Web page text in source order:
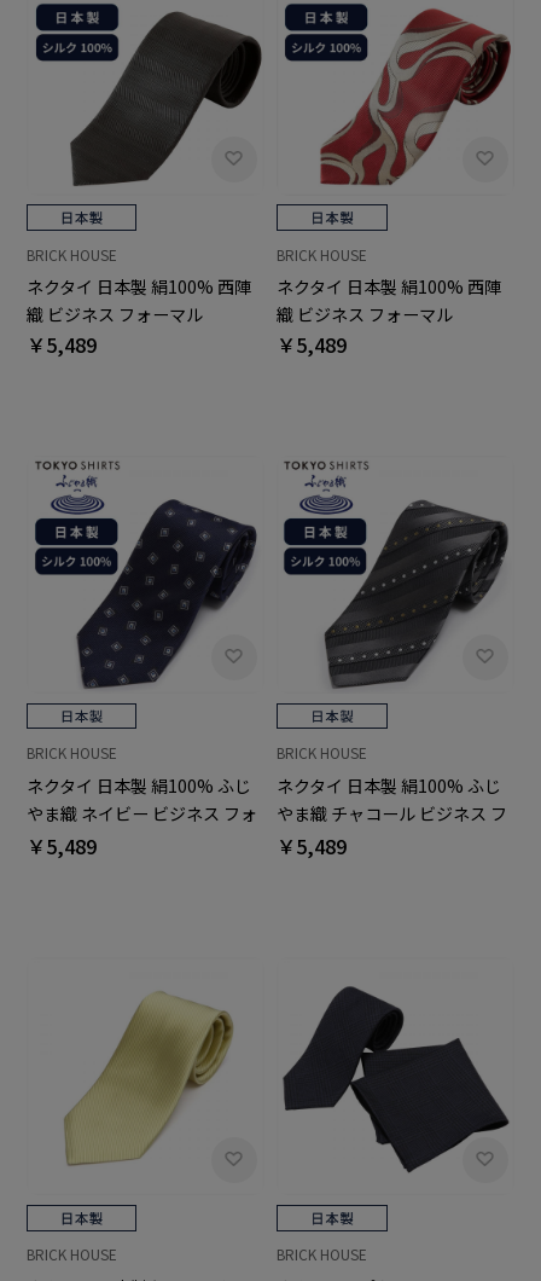
BRICK HOUSE
ネクタイ 日本製 絹100% 西陣
織 ビジネス フォーマル
￥5,489
BRICK HOUSE
ネクタイ 日本製 絹100% 西陣
織 ビジネス フォーマル
￥5,489
BRICK HOUSE
ネクタイ 日本製 絹100% ふじ
やま織 ネイビー ビジネス フォ
ーマル
￥5,489
BRICK HOUSE
ネクタイ 日本製 絹100% ふじ
やま織 チャコール ビジネス フ
ォーマル
￥5,489
BRICK HOUSE BRICK HOUSE